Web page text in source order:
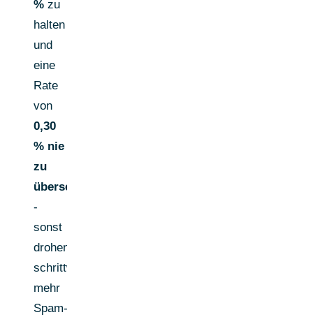
% zu
halten
und
eine
Rate
von
0,30
% nie
zu
überschreiten
-
sonst
drohen
schrittweise
mehr
Spam-